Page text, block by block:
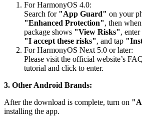
For HarmonyOS 4.0:
Search for "App Guard" on your
"Enhanced Protection", then
package shows "View Risks",
"I accept these risks", and tap
For HarmonyOS Next 5.0 or later:
Please visit the official website’s
tutorial and click to enter.
3. Other Android Brands:
After the download is complete, turn on
installing the app.